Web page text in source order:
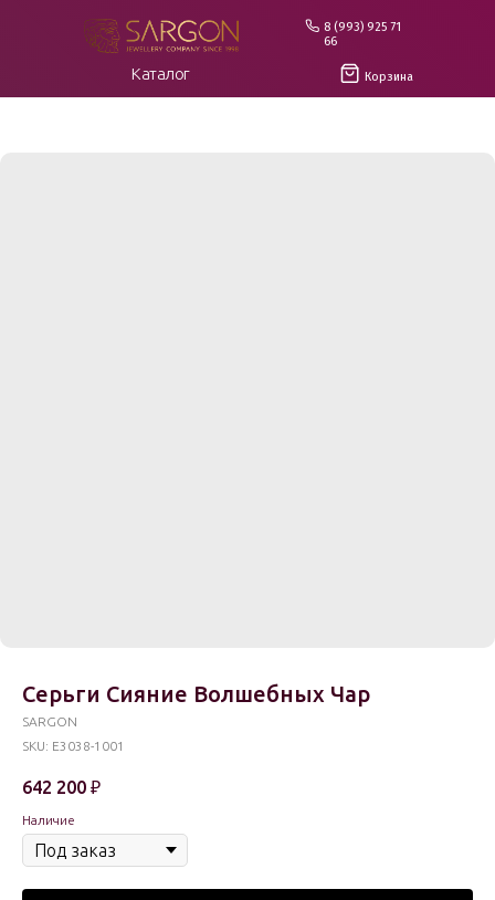
8 (993) 925 71
66
Корзина
Каталог
Серьги Сияние Волшебных Чар
SARGON
SKU: E3038-1001
642 200 ₽
Наличие